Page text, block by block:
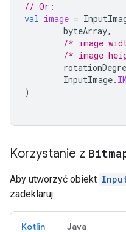
// Or:
val image =
byteArray,
/* image
/* image
InputImage.
)
Korzystanie z
Aby utworzyć obiekt
zadeklaruj:
Kotlin Java